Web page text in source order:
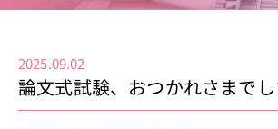
2025.09.02
論文式試験、おつかれさまでし